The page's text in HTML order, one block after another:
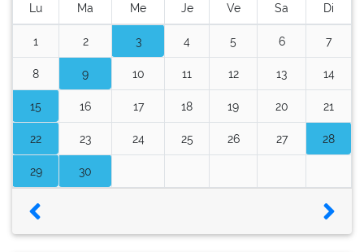
Lu Ma Me Je Ve Sa Di
1 2 3 4 5 6 7
8 9 10 11 12 13 14
15 16 17 18 19 20 21
22 23 24 25 26 27 28
29 30